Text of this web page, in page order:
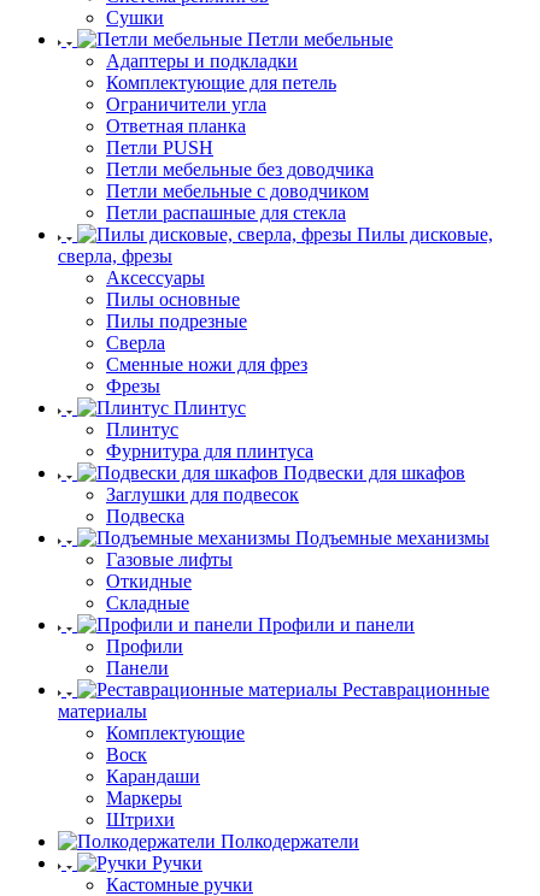
Сушки
Петли мебельные
Адаптеры и подкладки
Комплектующие для петель
Ограничители угла
Ответная планка
Петли PUSH
Петли мебельные без доводчика
Петли мебельные с доводчиком
Петли распашные для стекла
Пилы дисковые,
сверла, фрезы
Аксессуары
Пилы основные
Пилы подрезные
Сверла
Сменные ножи для фрез
Фрезы
Плинтус
Плинтус
Фурнитура для плинтуса
Подвески для шкафов
Заглушки для подвесок
Подвеска
Подъемные механизмы
Газовые лифты
Откидные
Складные
Профили и панели
Профили
Панели
Реставрационные
материалы
Комплектующие
Воск
Карандаши
Маркеры
Штрихи
Полкодержатели
Ручки
Кастомные ручки